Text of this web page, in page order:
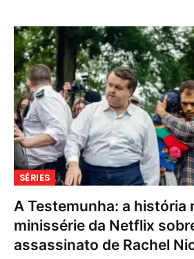
SÉRIES
A Testemunha: a história
minissérie da Netflix
assassinato de Rachel